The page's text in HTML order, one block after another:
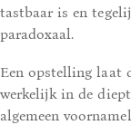
tastbaar is en
paradoxaal.
Een opstelling laat
werkelijk in de
algemeen